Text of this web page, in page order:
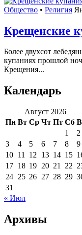
Общество • Религия
Крещенские
Более двухсот
купаниях прошлой
Крещения...
Календарь
Август 2026
Пн Вт Ср Чт Пт Сб
1
2
3
4 5 6 7 8
9
10 11 12 13 14 15
17 18 19 20 21 22
24 25 26 27 28 29
31
« Июл
Архивы